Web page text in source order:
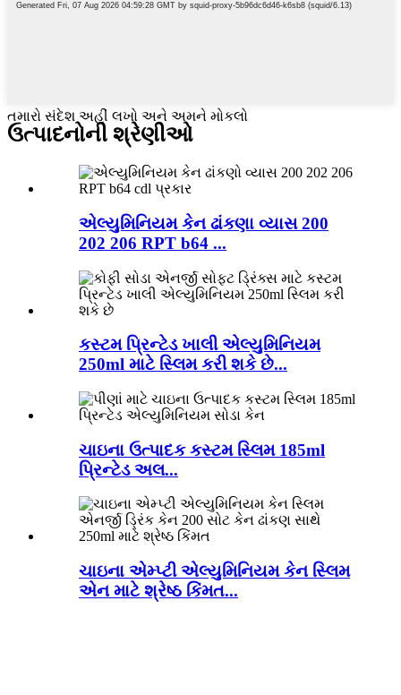
તમારો સંદેશ અહીં લખો અને અમને મોકલો
ઉત્પાદનોની શ્રેણીઓ
એલ્યુમિનિયમ કેન ઢાંકણા વ્યાસ 200
202 206 RPT b64 ...
કસ્ટમ પ્રિન્ટેડ ખાલી એલ્યુમિનિયમ
250ml માટે સ્લિમ કરી શકે છે...
ચાઇના ઉત્પાદક કસ્ટમ સ્લિમ 185ml
પ્રિન્ટેડ અલ...
ચાઇના એમ્પ્ટી એલ્યુમિનિયમ કેન સ્લિમ
એન માટે શ્રેષ્ઠ કિંમત...